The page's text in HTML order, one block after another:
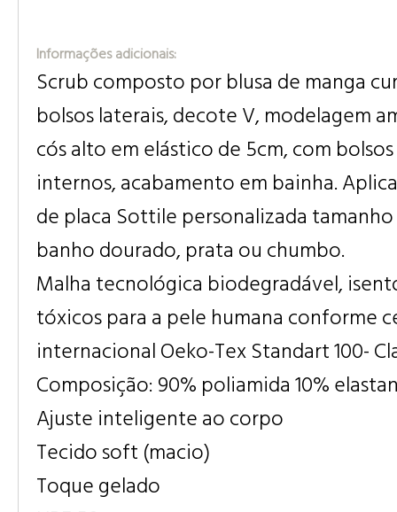
Informações adicionais:
Scrub composto por blusa de manga
bolsos laterais, decote V, modelagem
cós alto em elástico de 5cm, com
internos, acabamento em bainha.
de placa Sottile personalizada
banho dourado, prata ou chumbo.
Malha tecnológica biodegradável,
tóxicos para a pele humana conforme
internacional Oeko-Tex Standart 100-
Composição: 90% poliamida 10%
Ajuste inteligente ao corpo
Tecido soft (macio)
Toque gelado